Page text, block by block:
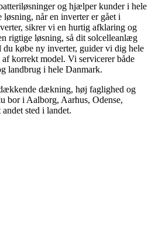
og hjælper kunder i hele
løsning, når en inverter er gået i
sikrer vi en hurtig afklaring og
rigtige løsning, så dit solcelleanlæg
købe ny inverter, guider vi dig hele
korrekt model. Vi servicerer både
landbrug i hele Danmark.
dækning, høj faglighed og
bor i Aalborg, Aarhus, Odense,
sted i landet.